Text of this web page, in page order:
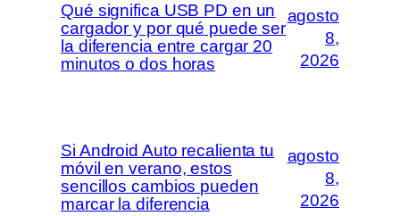
Qué significa USB PD en un
cargador y por qué puede ser
la diferencia entre cargar 20
minutos o dos horas
agosto
8,
2026
Si Android Auto recalienta tu
móvil en verano, estos
sencillos cambios pueden
marcar la diferencia
agosto
8,
2026